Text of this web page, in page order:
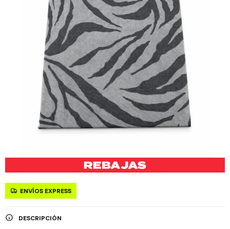
ENVÍOS EXPRESS
DESCRIPCIÓN